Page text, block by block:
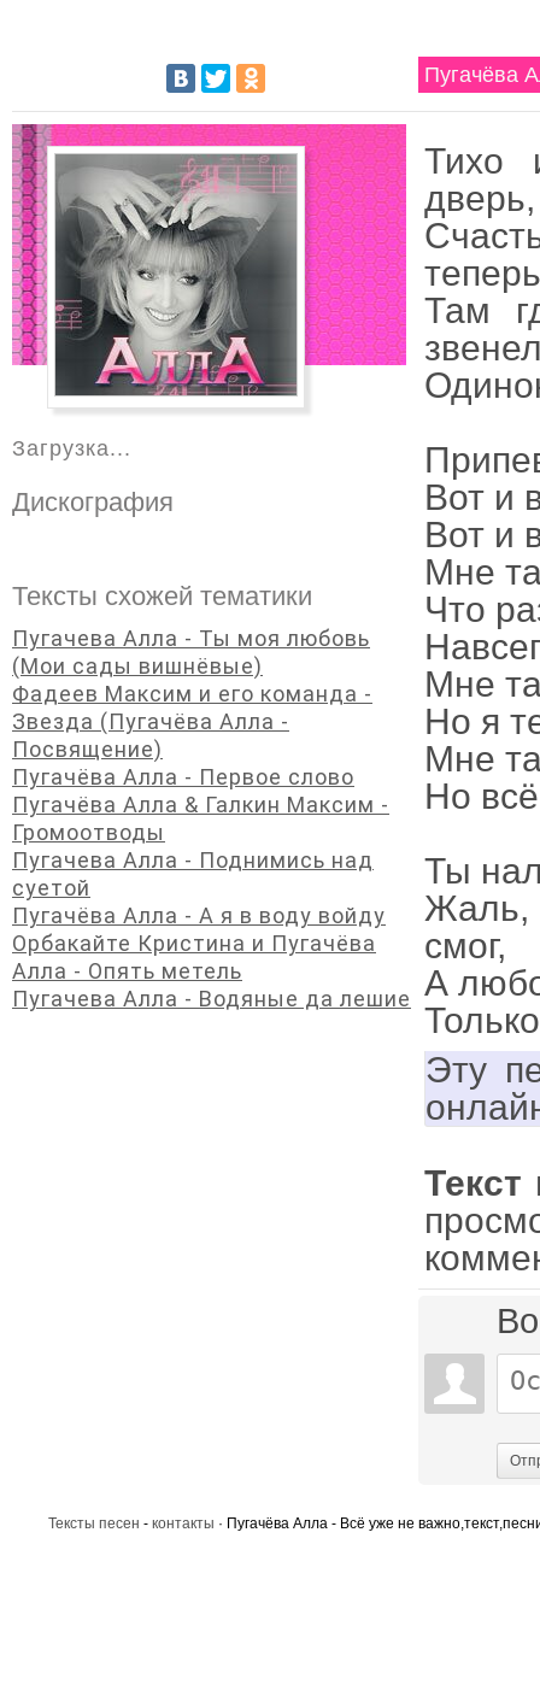
Пугачёва
Тихо
дверь,
Там
Вот и
Вот и
Мне
Что
Мне
Но я
Мне
Но
Ты
Жаль,
смог,
А
Эту
Загрузка...
Дискография
Тексты схожей тематики
Пугачева Алла - Ты моя любовь
(Мои сады вишнёвые)
Фадеев Максим и его команда -
Звезда (Пугачёва Алла -
Посвящение)
Пугачёва Алла - Первое слово
Пугачёва Алла & Галкин Максим -
Громоотводы
Пугачева Алла - Поднимись над
суетой
Пугачёва Алла - А я в воду войду
Орбакайте Кристина и Пугачёва
Алла - Опять метель
Пугачева Алла - Водяные да лешие
Тексты песен - контакты · Пугачёва Алла - Всё уже не